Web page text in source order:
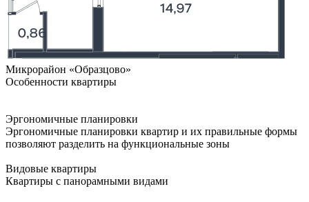
Микрорайон «Образцово»
Особенности квартиры
Эргономичные планировки
Эргономичные планировки квартир и их правильные формы
позволяют разделить на функциональные зоны
Видовые квартиры
Квартиры с панорамными видами